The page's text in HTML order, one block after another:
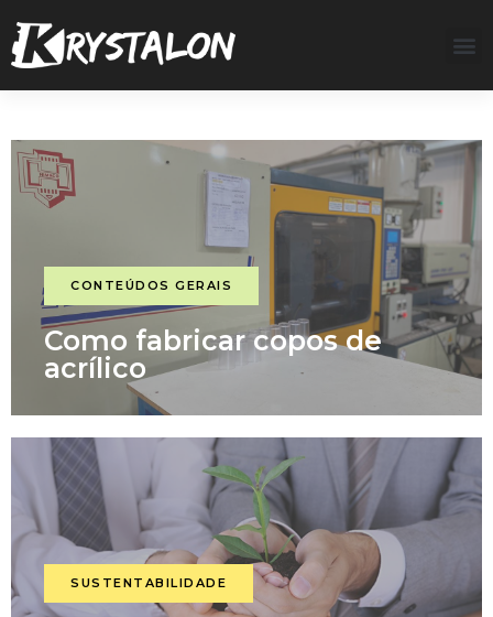
CONTEÚDOS GERAIS
Como fabricar copos de
acrílico
SUSTENTABILIDADE